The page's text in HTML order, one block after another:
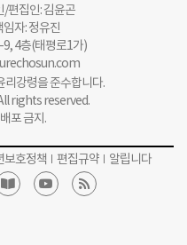
편집인: 김윤곤
자: 정유진
4층(태평로1가)
리강령을 준수합니다.
rights reserved.
포 금지.
보호정책 편집규약 알립니다